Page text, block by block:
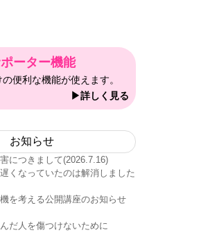
ーター機能
便利な機能が使えます。
▶詳しく見る
お知らせ
につきまして(2026.7.16)
くなっていたのは解消しました
を考える公開講座のお知らせ
だ人を傷つけないために